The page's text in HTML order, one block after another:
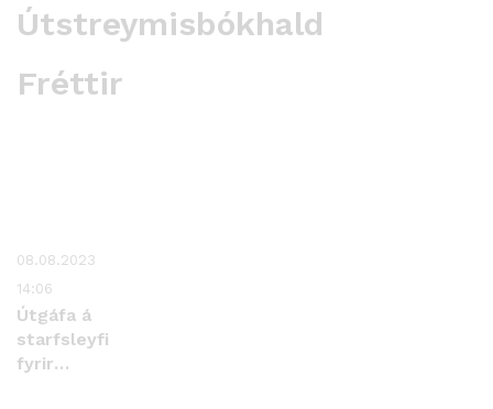
Útstreymisbókhald
Fréttir
08.08.2023
14:06
Útgáfa á
starfsleyfi
fyrir